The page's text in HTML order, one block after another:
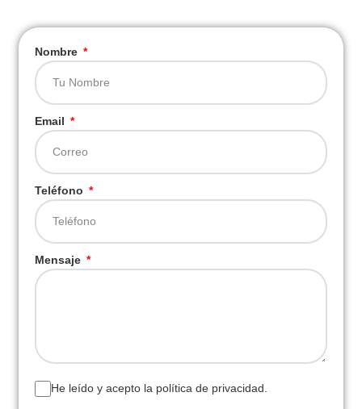
Nombre
Email
Teléfono
Mensaje
He leído y acepto la política de privacidad.